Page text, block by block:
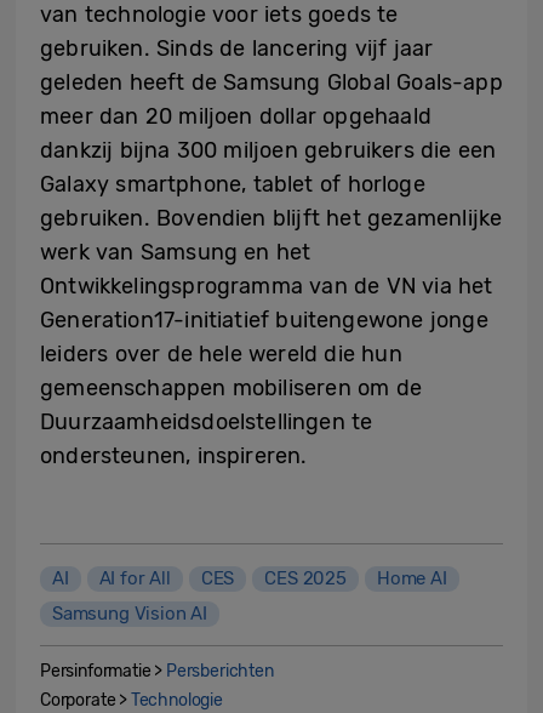
van technologie voor iets goeds te
gebruiken. Sinds de lancering vijf jaar
geleden heeft de Samsung Global Goals-app
meer dan 20 miljoen dollar opgehaald
dankzij bijna 300 miljoen gebruikers die een
Galaxy smartphone, tablet of horloge
gebruiken. Bovendien blijft het gezamenlijke
werk van Samsung en het
Ontwikkelingsprogramma van de VN via het
Generation17-initiatief buitengewone jonge
leiders over de hele wereld die hun
gemeenschappen mobiliseren om de
Duurzaamheidsdoelstellingen te
ondersteunen, inspireren.
AI AI for All CES CES 2025
Home AI
Samsung Vision AI
Persinformatie > Persberichten
Corporate >Technologie